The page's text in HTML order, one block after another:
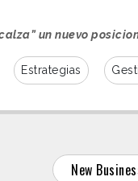
un nuevo
Estrategias
New